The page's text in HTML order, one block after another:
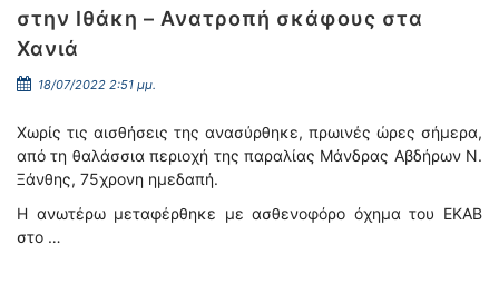
στην Ιθάκη – Ανατροπή σκάφους στα
Χανιά
18/07/2022 2:51 μμ.
Χωρίς τις αισθήσεις της ανασύρθηκε, πρωινές ώρες σήμερα,
από τη θαλάσσια περιοχή της παραλίας Μάνδρας Αβδήρων Ν.
Ξάνθης, 75χρονη ημεδαπή.
Η ανωτέρω μεταφέρθηκε με ασθενοφόρο όχημα του ΕΚΑΒ
στο …